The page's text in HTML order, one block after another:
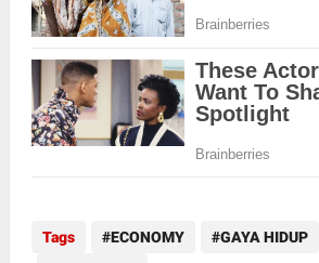
Tags ECONOMY GAYA HIDUP